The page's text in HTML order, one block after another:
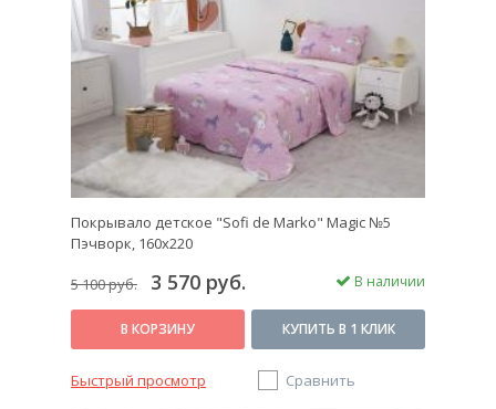
Покрывало детское "Sofi de Marko" Magic №5
Пэчворк, 160х220
5 100 руб. 3 570 руб. В наличии
В КОРЗИНУ КУПИТЬ В 1 КЛИК
Быстрый просмотр Сравнить